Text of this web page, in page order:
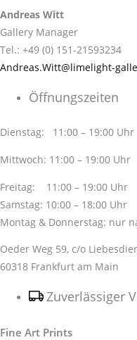
Andreas Witt
Gallery Manager
Tel.: +49 (0) 151-21593234
Andreas.Witt@limelight-
Öffnungszeiten
Dienstag: 11:00 – 19:00 Uhr
Mittwoch: 11:00 – 19:00 Uhr
Freitag: 11:00 – 19:00 Uhr
Samstag: 10:00 – 18:00 Uhr
Montag & Donnerstag: nur
Oeder Weg 59, c/o
60318 Frankfurt am Main
Zuverlässiger
Fine Art Prints